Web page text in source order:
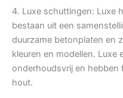
4. Luxe schuttingen: Luxe
bestaan uit een
duurzame betonplaten en
kleuren en modellen. Luxe
onderhoudsvrij en hebben
hout.